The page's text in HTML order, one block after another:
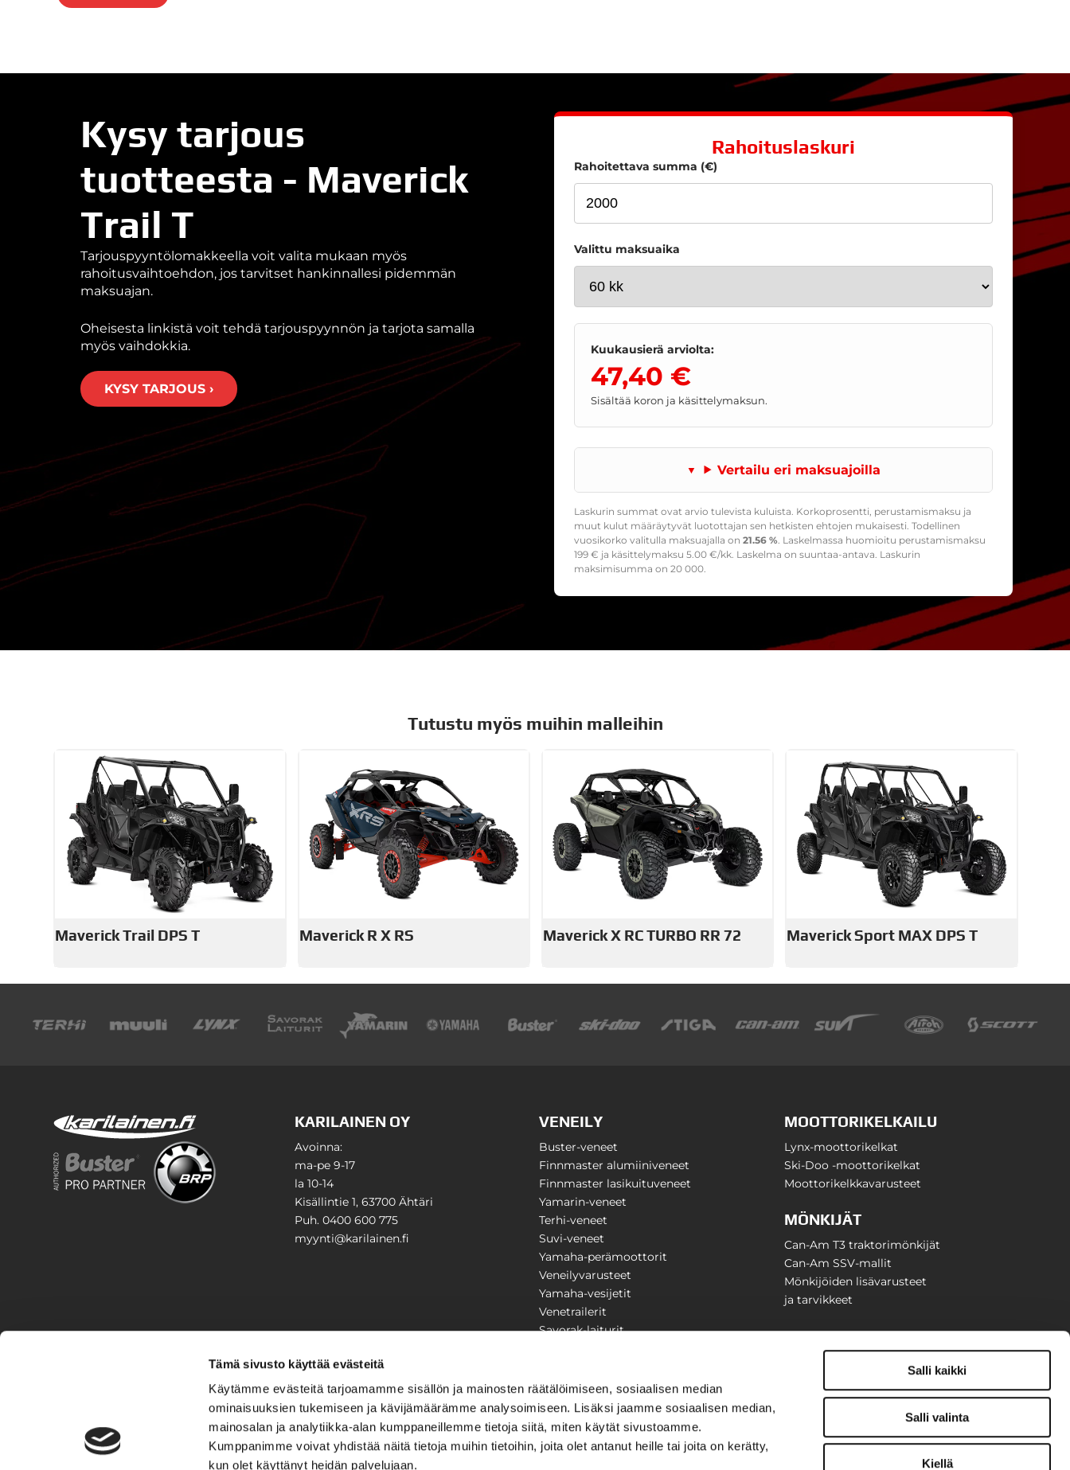
Tämä sivusto käyttää evästeitä
Käytämme evästeitä tarjoamamme sisällön ja mainosten räätälöimiseen, sosiaalisen median
ominaisuuksien tukemiseen ja kävijämäärämme analysoimiseen. Lisäksi jaamme sosiaalisen median,
mainosalan ja analytiikka-alan kumppaneillemme tietoja siitä, miten käytät sivustoamme.
Kumppanimme voivat yhdistää näitä tietoja muihin tietoihin, joita olet antanut heille tai joita on kerätty,
kun olet käyttänyt heidän palvelujaan.
Salli kaikki
Salli valinta
Kiellä
Kysy tarjous
tuotteesta - Maverick
Trail T
Tarjouspyyntölomakkeella voit valita mukaan myös
rahoitusvaihtoehdon, jos tarvitset hankinnallesi pidemmän
maksuajan.
Oheisesta linkistä voit tehdä tarjouspyynnön ja tarjota samalla
myös vaihdokkia.
KYSY TARJOUS ›
Rahoituslaskuri
Rahoitettava summa (€)
Valittu maksuaika
Kuukausierä arviolta:
47,40 €
Sisältää koron ja käsittelymaksun.
Vertailu eri maksuajoilla
Laskurin summat ovat arvio tulevista kuluista. Korkoprosentti, perustamismaksu ja
muut kulut määräytyvät luotottajan sen hetkisten ehtojen mukaisesti. Todellinen
vuosikorko valitulla maksuajalla on 21.56 % . Laskelmassa huomioitu perustamismaksu
199 € ja käsittelymaksu 5.00 €/kk. Laskelma on suuntaa-antava. Laskurin
maksimisumma on 20 000.
Tutustu myös muihin malleihin
Maverick Trail DPS T Maverick R X RS Maverick X RC TURBO RR 72 Maverick Sport MAX DPS T
KARILAINEN OY
Avoinna:
ma-pe 9-17
la 10-14
Kisällintie 1, 63700 Ähtäri
Puh. 0400 600 775
myynti@karilainen.fi
VENEILY
Buster-veneet
Finnmaster alumiiniveneet
Finnmaster lasikuituveneet
Yamarin-veneet
Terhi-veneet
Suvi-veneet
Yamaha-perämoottorit
Veneilyvarusteet
Yamaha-vesijetit
Venetrailerit
Savorak-laiturit
MOOTTORIKELKAILU
Lynx-moottorikelkat
Ski-Doo -moottorikelkat
Moottorikelkkavarusteet
MÖNKIJÄT
Can-Am T3 traktorimönkijät
Can-Am SSV-mallit
Mönkijöiden lisävarusteet
ja tarvikkeet
PIHA & PUUTARHA
Stiga
VAIHTOLAITTEET
Veneet
Kelkat ja mönkijät
Yritysesittely
Yhteystiedot
Huolto ja korjaamo
Ajankohtaista